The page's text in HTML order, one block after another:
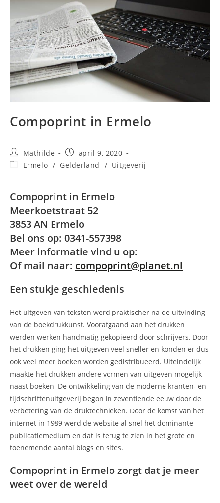
Compoprint in Ermelo
Bericht
auteur:
Mathilde
Bericht
gepubliceerd
op:
april 9, 2020
Berichtcategorie:
Ermelo / Gelderland / Uitgeverij
Compoprint in Ermelo
Meerkoetstraat 52
3853 AN Ermelo
Bel ons op: 0341-557398
Meer informatie vind u op:
Of mail naar: compoprint@planet.nl
Een stukje geschiedenis
Het uitgeven van teksten werd praktischer na de uitvinding
van de boekdrukkunst. Voorafgaand aan het drukken
werden werken handmatig gekopieerd door schrijvers. Door
het drukken ging het uitgeven veel sneller en konden er dus
ook veel meer boeken worden gedistribueerd. Uiteindelijk
maakte het drukken andere vormen van uitgeven mogelijk
naast boeken. De ontwikkeling van de moderne kranten- en
tijdschriftenuitgeverij begon in zeventiende eeuw door de
verbetering van de druktechnieken. Door de komst van het
internet in 1989 werd de website al snel het dominante
publicatiemedium en dat is terug te zien in het grote en
toenemende aantal blogs en sites.
Compoprint in Ermelo zorgt dat je meer
weet over de wereld